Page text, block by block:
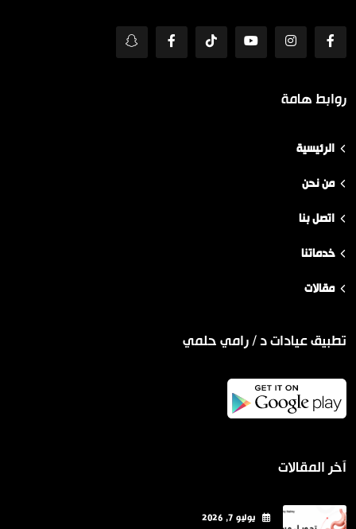
روابط هامة
الرئيسية
من نحن
اتصل بنا
خدماتنا
مقالات
تطبيق عيادات د / رامي حلمي
آخر المقالات
يوليو 7
, 2026